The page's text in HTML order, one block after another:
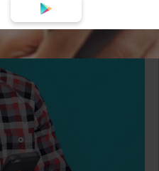
binnen Sekunden
zur Community,
Media Content!